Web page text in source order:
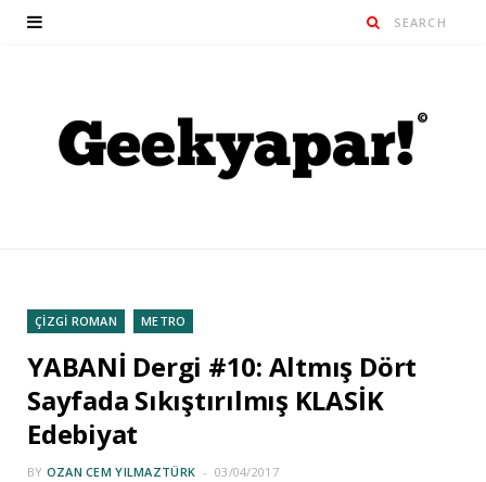
ÇİZGİ ROMAN METRO
YABANİ Dergi #10: Altmış Dört
Sayfada Sıkıştırılmış KLASİK
Edebiyat
BY OZAN CEM YILMAZTÜRK 03/04/2017